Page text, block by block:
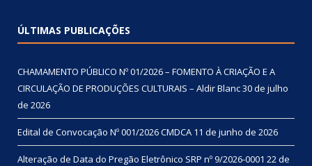
ÚLTIMAS PUBLICAÇÕES
CHAMAMENTO PÚBLICO Nº 01/2026 – FOMENTO À CRIAÇÃO E A
CIRCULAÇÃO DE PRODUÇÕES CULTURAIS – Aldir Blanc30 de julho
de 2026
Edital de Convocação Nº 001/2026 CMDCA 11 de junho de 2026
Alteração de Data do Pregão Eletrônico SRP nº 9/2026-0001 22 de